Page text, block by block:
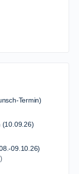
Termin)
(10.09.26)
09.10.26)